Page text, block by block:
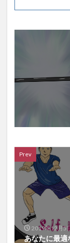
Prev
2019年12月5
あなたに最適